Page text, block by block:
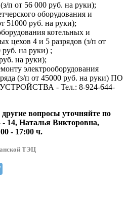
п от 56 000 руб. на руки);
оборудования и
51000 руб. на руки);
котельных и
цехов 4 и 5 разрядов (з/п от
руб. на руки) ;
на руки);
электрооборудования
(з/п от 45000 руб. на руки) ПО
- Тел.: 8-924-644-
вопросы уточняйте по
- 14, Наталья Викторовна,
- 17:00 ч.
ТЭЦ